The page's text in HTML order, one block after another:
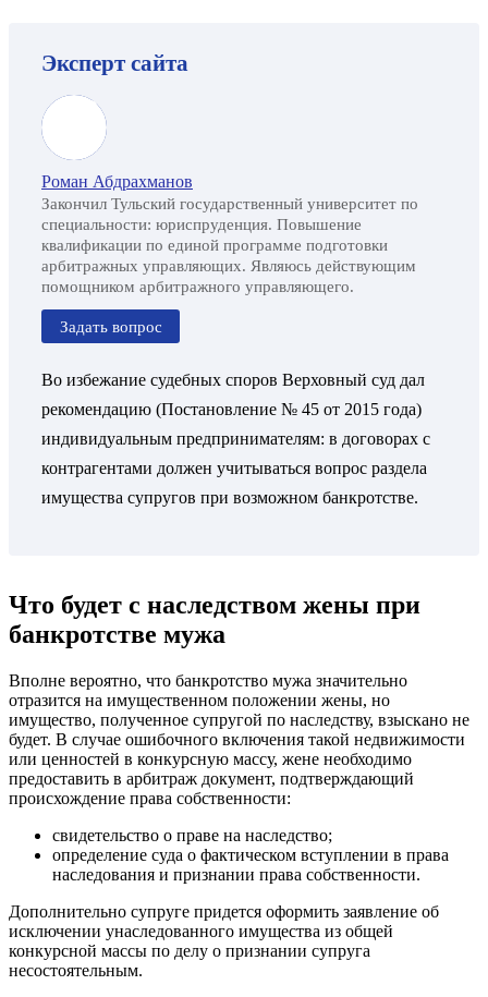
Эксперт сайта
Роман Абдрахманов
Закончил Тульский государственный университет по
специальности: юриспруденция. Повышение
квалификации по единой программе подготовки
арбитражных управляющих. Являюсь действующим
помощником арбитражного управляющего.
Задать вопрос
Во избежание судебных споров Верховный суд дал
рекомендацию (Постановление № 45 от 2015 года)
индивидуальным предпринимателям: в договорах с
контрагентами должен учитываться вопрос раздела
имущества супругов при возможном банкротстве.
Что будет с наследством жены при
банкротстве мужа
Вполне вероятно, что банкротство мужа значительно
отразится на имущественном положении жены, но
имущество, полученное супругой по наследству, взыскано не
будет. В случае ошибочного включения такой недвижимости
или ценностей в конкурсную массу, жене необходимо
предоставить в арбитраж документ, подтверждающий
происхождение права собственности:
свидетельство о праве на наследство;
определение суда о фактическом вступлении в права
наследования и признании права собственности.
Дополнительно супруге придется оформить заявление об
исключении унаследованного имущества из общей
конкурсной массы по делу о признании супруга
несостоятельным.